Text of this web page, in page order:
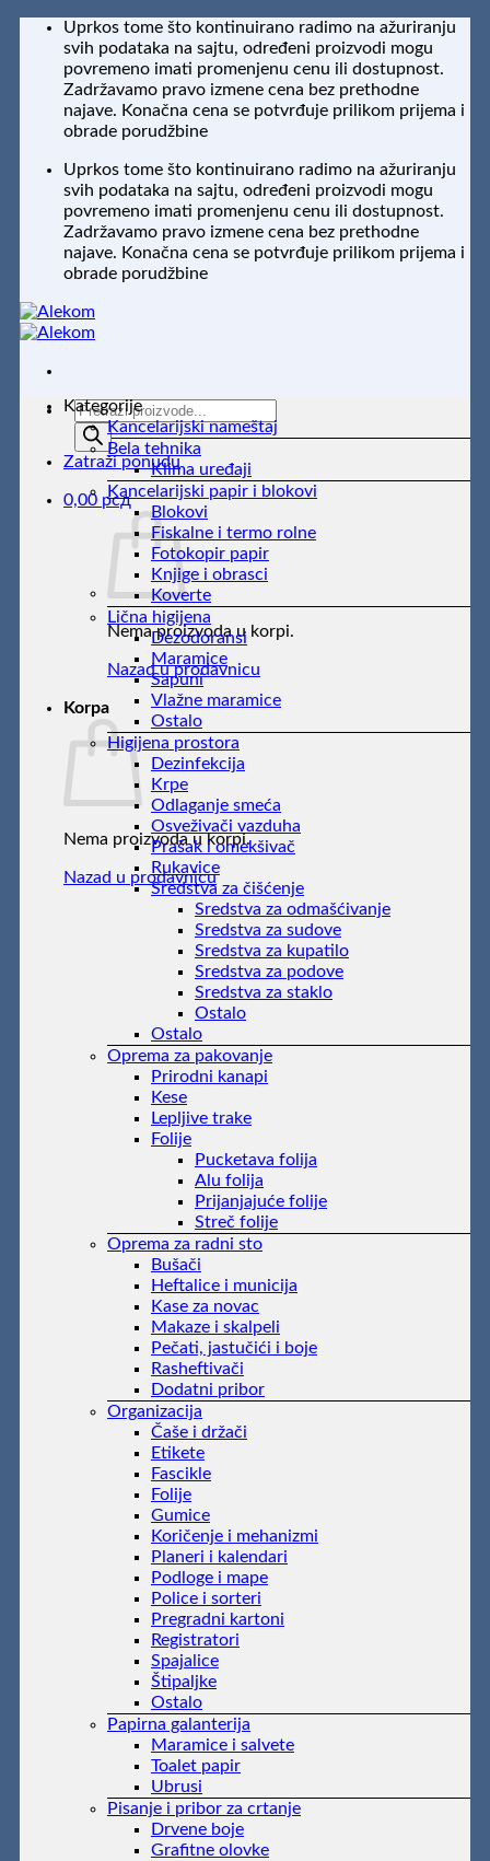
Preskoči
sadržaj
Uprkos tome što kontinuirano radimo na ažuriranju
svih podataka na sajtu, određeni proizvodi mogu
povremeno imati promenjenu cenu ili dostupnost.
Zadržavamo pravo izmene cena bez prethodne
najave. Konačna cena se potvrđuje prilikom prijema i
obrade porudžbine
Uprkos tome što kontinuirano radimo na ažuriranju
svih podataka na sajtu, određeni proizvodi mogu
povremeno imati promenjenu cenu ili dostupnost.
Zadržavamo pravo izmene cena bez prethodne
najave. Konačna cena se potvrđuje prilikom prijema i
obrade porudžbine
Products
search
Zatraži ponudu
0,00 рсд
Nema proizvoda u korpi.
Nazad u prodavnicu
Korpa
Nema proizvoda u korpi.
Nazad u prodavnicu
Kategorije
Kancelarijski nameštaj
Bela tehnika
Klima uređaji
Kancelarijski papir i blokovi
Blokovi
Fiskalne i termo rolne
Fotokopir papir
Knjige i obrasci
Koverte
Lična higijena
Dezodoransi
Maramice
Sapuni
Vlažne maramice
Ostalo
Higijena prostora
Dezinfekcija
Krpe
Odlaganje smeća
Osveživači vazduha
Prašak i omekšivač
Rukavice
Sredstva za čišćenje
Sredstva za odmašćivanje
Sredstva za sudove
Sredstva za kupatilo
Sredstva za podove
Sredstva za staklo
Ostalo
Ostalo
Oprema za pakovanje
Prirodni kanapi
Kese
Lepljive trake
Folije
Pucketava folija
Alu folija
Prijanjajuće folije
Streč folije
Oprema za radni sto
Bušači
Heftalice i municija
Kase za novac
Makaze i skalpeli
Pečati, jastučići i boje
Rasheftivači
Dodatni pribor
Organizacija
Čaše i držači
Etikete
Fascikle
Folije
Gumice
Koričenje i mehanizmi
Planeri i kalendari
Podloge i mape
Police i sorteri
Pregradni kartoni
Registratori
Spajalice
Štipaljke
Ostalo
Papirna galanterija
Maramice i salvete
Toalet papir
Ubrusi
Pisanje i pribor za crtanje
Drvene boje
Grafitne olovke